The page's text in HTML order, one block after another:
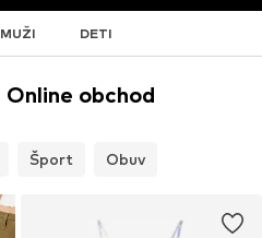
MUŽI DETI
Online obchod
Šport Obuv